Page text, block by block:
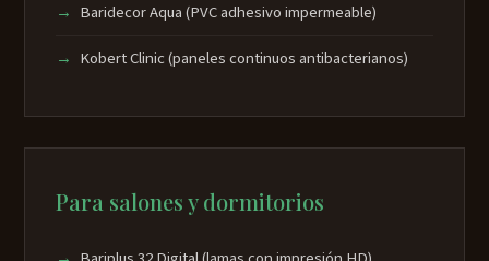
Baridecor Aqua (PVC adhesivo impermeable)
Kobert Clinic (paneles continuos antibacterianos)
Para salones y dormitorios